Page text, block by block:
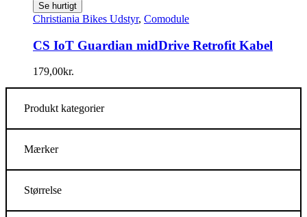
Se hurtigt
Christiania Bikes Udstyr, Comodule
CS IoT Guardian midDrive Retrofit Kabel
179,00kr.
Produkt kategorier
Mærker
Størrelse